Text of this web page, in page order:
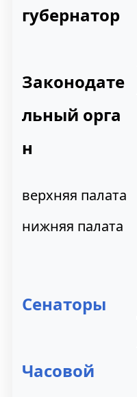
губернатор
Законодате
льный орга
н
верхняя палата
нижняя палата
Сенаторы
Часовой